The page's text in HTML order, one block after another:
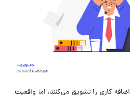
کاری را تشویق می‌کنند، اما واقعیت